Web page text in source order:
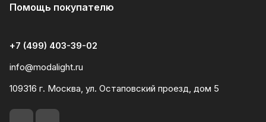
Помощь покупателю
+7 (499) 403-39-02
info@modalight.ru
109316 г. Москва, ул. Остаповский проезд, дом 5